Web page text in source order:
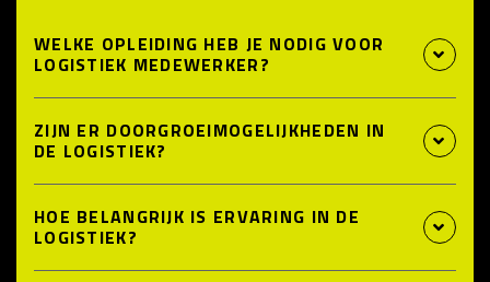
WELKE OPLEIDING HEB JE NODIG VOOR
LOGISTIEK MEDEWERKER?
ZIJN ER DOORGROEIMOGELIJKHEDEN IN
DE LOGISTIEK?
HOE BELANGRIJK IS ERVARING IN DE
LOGISTIEK?